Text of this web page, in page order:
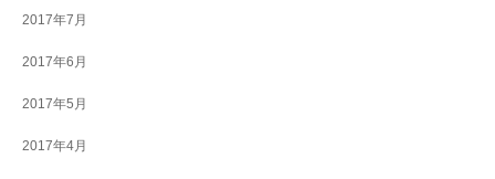
2017年7月
2017年6月
2017年5月
2017年4月